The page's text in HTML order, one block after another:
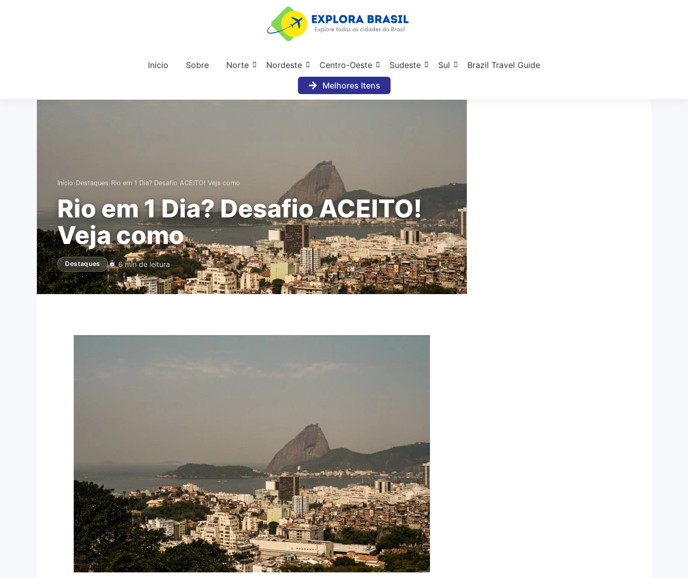
Início Sobre Norte Nordeste Centro-Oeste Sudeste Sul
Brazil Travel Guide
Melhores Itens
Início›Destaques› Rio em 1 Dia? Desafio ACEITO! Veja como
Rio em 1 Dia? Desafio ACEITO!
Veja como
Destaques 6 min de leitura